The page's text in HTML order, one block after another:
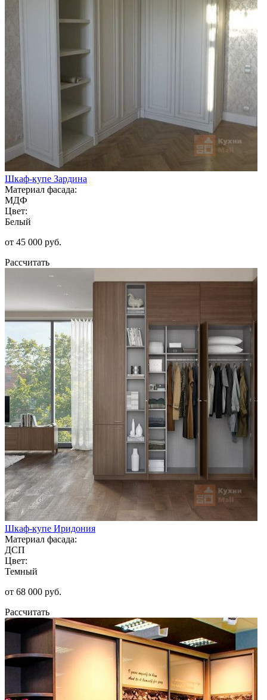
Шкаф-купе Зардина
Материал фасада:
МДФ
Цвет:
Белый
от 45 000 руб.
Рассчитать
Шкаф-купе Иридония
Материал фасада:
ДСП
Цвет:
Темный
от 68 000 руб.
Рассчитать